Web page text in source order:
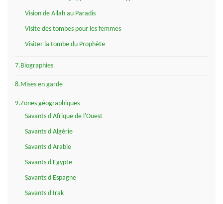
Vision de Allah au Paradis
Visite des tombes pour les femmes
Visiter la tombe du Prophète
7.Biographies
8.Mises en garde
9.Zones géographiques
Savants d'Afrique de l'Ouest
Savants d'Algérie
Savants d'Arabie
Savants d'Egypte
Savants d'Espagne
Savants d'Irak